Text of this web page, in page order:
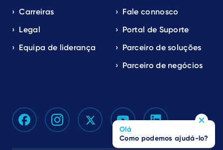
Carreiras
Legal
Equipa de liderança
Fale connosco
Portal de Suporte
Parceiro de soluções
Parceiro de negócios
Olá
Como podemos ajudá-lo?